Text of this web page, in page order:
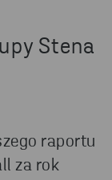
Stena
raportu
za rok